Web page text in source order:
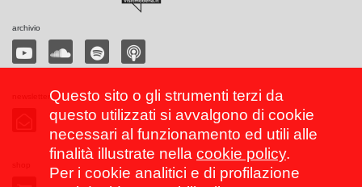
archivio
Questo sito o gli strumenti terzi da
questo utilizzati si avvalgono di cookie
necessari al funzionamento ed utili alle
finalità illustrate nella cookie policy.
Per i cookie analitici e di profilazione